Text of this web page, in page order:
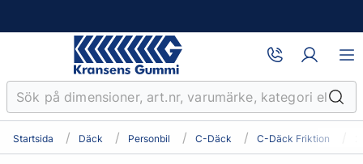
Startsida Däck Personbil C-Däck C-Däck Friktion